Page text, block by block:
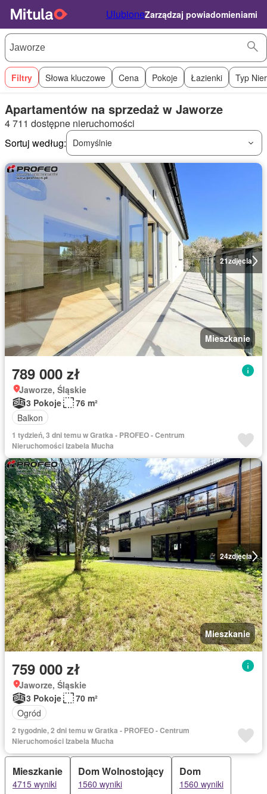
UlubioneZarządzaj powiadomieniami
Filtry Słowa kluczowe Cena Pokoje Łazienki Typ
Apartamentów na sprzedaż w Jaworze
4 711 dostępne nieruchomości
Sortuj według:
Domyślnie
21zdjęcia
Mieszkanie
789 000 zł
Jaworze, Śląskie
3 Pokoje
76 m²
Balkon
1 tydzień, 3 dni temu w Gratka - PROFEO - Centrum
Nieruchomości Izabela Mucha
24zdjęcia
Mieszkanie
759 000 zł
Jaworze, Śląskie
3 Pokoje
70 m²
Ogród
2 tygodnie, 2 dni temu w Gratka - PROFEO - Centrum
Nieruchomości Izabela Mucha
Mieszkanie
4715 wyniki
Dom Wolnostojący
1560 wyniki
Dom
1560 wyniki